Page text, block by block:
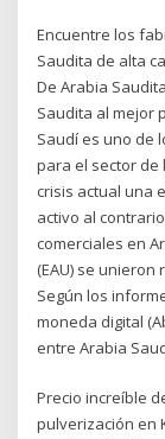
Encuentre los
Saudita de alta
De Arabia
Saudita al mejor
Saudí es uno de
para el sector de
crisis actual una
activo al
comerciales en
(EAU) se
Según los
moneda digital
entre Arabia
Precio increíble
pulverización en